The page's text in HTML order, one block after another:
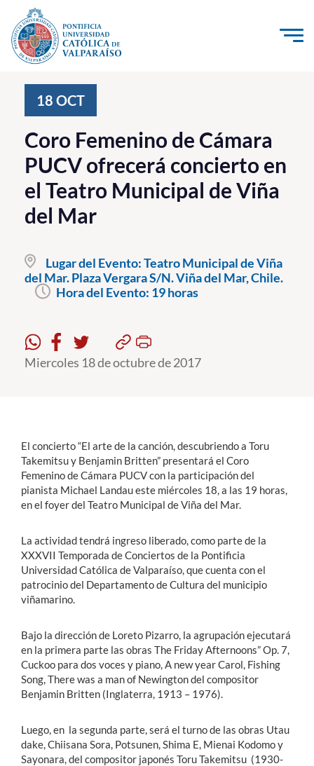
Click acá para ir directamente al contenido
Investigación, Creación e Innovación
PUCV Internacional
Vinculación con el Medio
Admisión
Pregrado
Postgrado
Estudiantes
English
18 OCT
Coro Femenino de Cámara
PUCV ofrecerá concierto en
el Teatro Municipal de Viña
del Mar
Lugar del Evento:Teatro Municipal de Viña
del Mar. Plaza Vergara S/N. Viña del Mar, Chile.
Hora del Evento: 19 horas
Miercoles 18 de octubre de 2017
El concierto “El arte de la canción, descubriendo a Toru
Takemitsu y Benjamin Britten” presentará el Coro
Femenino de Cámara PUCV con la participación del
pianista Michael Landau este miércoles 18, a las 19 horas,
en el foyer del Teatro Municipal de Viña del Mar.
La actividad tendrá ingreso liberado, como parte de la
XXXVII Temporada de Conciertos de la Pontificia
Universidad Católica de Valparaíso, que cuenta con el
patrocinio del Departamento de Cultura del municipio
viñamarino.
Bajo la dirección de Loreto Pizarro, la agrupación ejecutará
en la primera parte las obras The Friday Afternoons” Op. 7,
Cuckoo para dos voces y piano, A new year Carol, Fishing
Song, There was a man of Newington del compositor
Benjamin Britten (Inglaterra, 1913 – 1976).
Luego, en la segunda parte, será el turno de las obras Utau
dake, Chiisana Sora, Potsunen, Shima E, Mienai Kodomo y
Sayonara, del compositor japonés Toru Takemitsu (1930-